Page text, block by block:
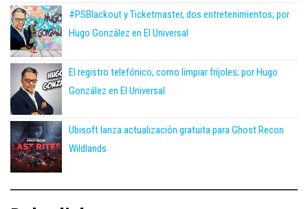
#PSBlackout y Ticketmaster, dos entretenimientos; por
Hugo González en El Universal
El registro telefónico, como limpiar frijoles; por Hugo
González en El Universal
Ubisoft lanza actualización gratuita para Ghost Recon
Wildlands